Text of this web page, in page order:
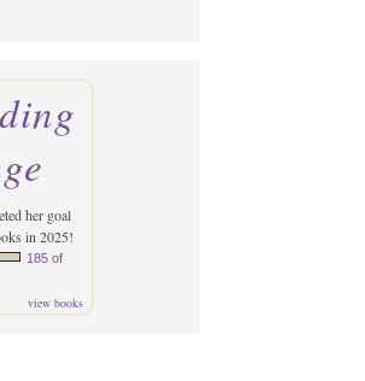
her goal
in 2025!
185 of
view books